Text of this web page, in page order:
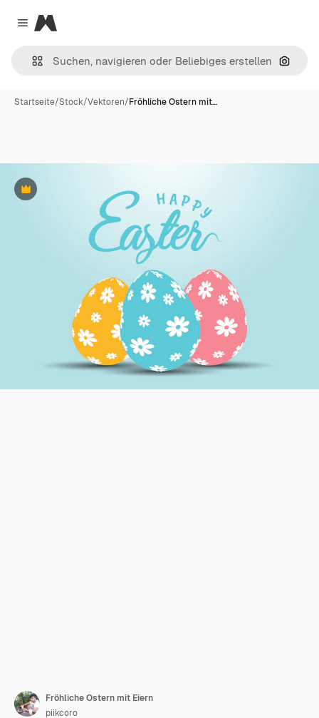
Close menu
Magnific
Nach
Startseite/Stock/Vektoren/Fröhliche Ostern mit…
Premium
Fröhliche Ostern mit Eiern
piikcoro